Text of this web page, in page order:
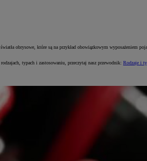
obrysowe, które są na przykład obowiązkowym wyposażeniem
typach i zastosowaniu, przeczytaj nasz przewodnik: Rodzaje i